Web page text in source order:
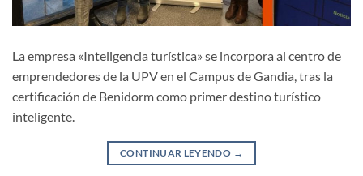
La empresa «Inteligencia turística» se incorpora al centro de
emprendedores de la UPV en el Campus de Gandia, tras la
certificación de Benidorm como primer destino turístico
inteligente.
CONTINUAR LEYENDO →